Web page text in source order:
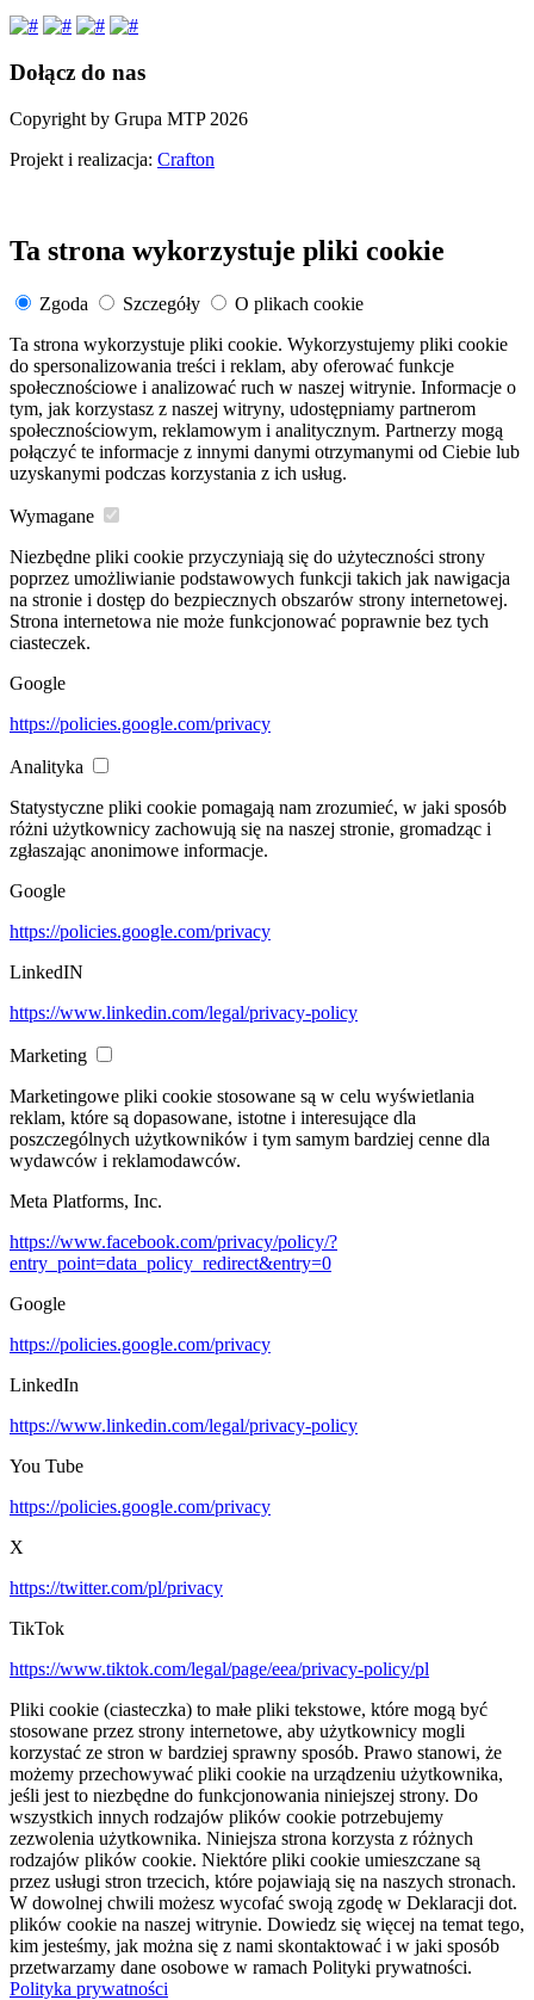
Dołącz do nas
Copyright by Grupa MTP 2026
Projekt i realizacja: Crafton
Ta strona wykorzystuje pliki cookie
Zgoda Szczegóły
O plikach cookie
Ta strona wykorzystuje pliki cookie. Wykorzystujemy pliki cookie
do spersonalizowania treści i reklam, aby oferować funkcje
społecznościowe i analizować ruch w naszej witrynie. Informacje o
tym, jak korzystasz z naszej witryny, udostępniamy partnerom
społecznościowym, reklamowym i analitycznym. Partnerzy mogą
połączyć te informacje z innymi danymi otrzymanymi od Ciebie lub
uzyskanymi podczas korzystania z ich usług.
Wymagane
Niezbędne pliki cookie przyczyniają się do użyteczności strony
poprzez umożliwianie podstawowych funkcji takich jak nawigacja
na stronie i dostęp do bezpiecznych obszarów strony internetowej.
Strona internetowa nie może funkcjonować poprawnie bez tych
ciasteczek.
Google
https://policies.google.com/privacy
Analityka
Statystyczne pliki cookie pomagają nam zrozumieć, w jaki sposób
różni użytkownicy zachowują się na naszej stronie, gromadząc i
zgłaszając anonimowe informacje.
Google
https://policies.google.com/privacy
LinkedIN
https://www.linkedin.com/legal/privacy-policy
Marketing
Marketingowe pliki cookie stosowane są w celu wyświetlania
reklam, które są dopasowane, istotne i interesujące dla
poszczególnych użytkowników i tym samym bardziej cenne dla
wydawców i reklamodawców.
Meta Platforms, Inc.
https://www.facebook.com/privacy/policy/?
entry_point=data_policy_redirect&entry=0
Google
https://policies.google.com/privacy
LinkedIn
https://www.linkedin.com/legal/privacy-policy
You Tube
https://policies.google.com/privacy
X
https://twitter.com/pl/privacy
TikTok
https://www.tiktok.com/legal/page/eea/privacy-policy/pl
Pliki cookie (ciasteczka) to małe pliki tekstowe, które mogą być
stosowane przez strony internetowe, aby użytkownicy mogli
korzystać ze stron w bardziej sprawny sposób. Prawo stanowi, że
możemy przechowywać pliki cookie na urządzeniu użytkownika,
jeśli jest to niezbędne do funkcjonowania niniejszej strony. Do
wszystkich innych rodzajów plików cookie potrzebujemy
zezwolenia użytkownika. Niniejsza strona korzysta z różnych
rodzajów plików cookie. Niektóre pliki cookie umieszczane są
przez usługi stron trzecich, które pojawiają się na naszych stronach.
W dowolnej chwili możesz wycofać swoją zgodę w Deklaracji dot.
plików cookie na naszej witrynie. Dowiedz się więcej na temat tego,
kim jesteśmy, jak można się z nami skontaktować i w jaki sposób
przetwarzamy dane osobowe w ramach Polityki prywatności.
Polityka prywatności